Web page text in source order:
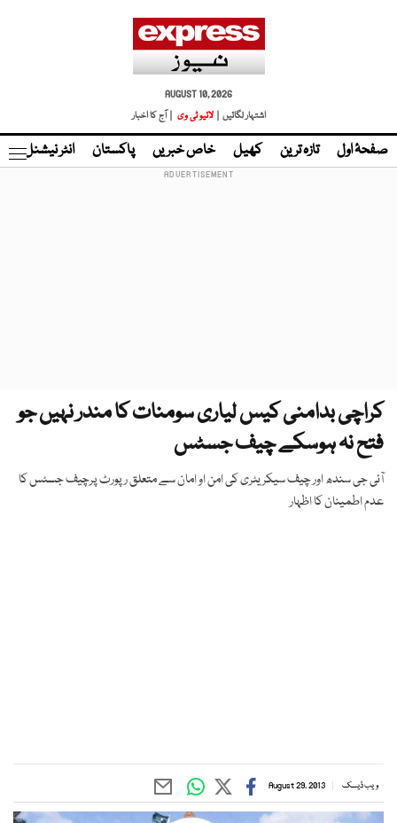
AUGUST 10, 2026
اشتہار لگائیں |
لائیو ٹی وی | آج کا اخبار
صفحۂ اول تازہ ترین کھیل خاص خبریں پاکستان انٹر نیشنل
کراچی بدامنی کیس لیاری سومنات کا مندر نہیں جو
فتح نہ ہوسکے چیف جسٹس
آئی جی سندھ اور چیف سیکریٹری کی امن او امان سے متعلق رپورٹ پرچیف جسٹس کا
عدم اطمینان کا اظہار
ویب ڈیسک August 29, 2013